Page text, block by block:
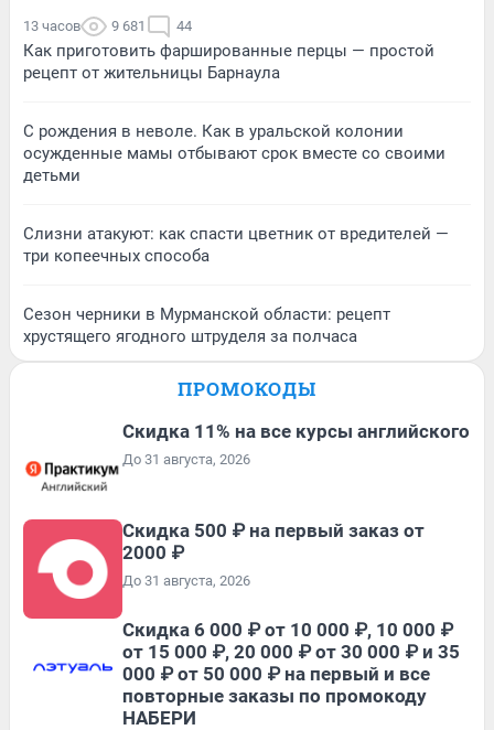
13 часов 9 681 44
Как приготовить фаршированные перцы — простой
рецепт от жительницы Барнаула
С рождения в неволе. Как в уральской колонии
осужденные мамы отбывают срок вместе со своими
детьми
Слизни атакуют: как спасти цветник от вредителей —
три копеечных способа
Сезон черники в Мурманской области: рецепт
хрустящего ягодного штруделя за полчаса
ПРОМОКОДЫ
Скидка 11% на все курсы английского
До 31 августа, 2026
Скидка 500 ₽ на первый заказ от
2000 ₽
До 31 августа, 2026
Скидка 6 000 ₽ от 10 000 ₽, 10 000 ₽
от 15 000 ₽, 20 000 ₽ от 30 000 ₽ и 35
000 ₽ от 50 000 ₽ на первый и все
повторные заказы по промокоду
НАБЕРИ